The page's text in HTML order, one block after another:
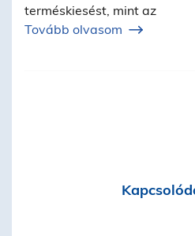
terméskiesést, mint az
Tovább olvasom